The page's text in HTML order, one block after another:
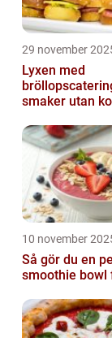
29 november
Lyxen med
smaker utan
10 november
Så gör du en
smoothie